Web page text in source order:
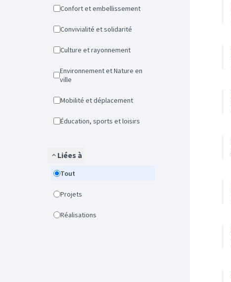
Confort et embellissement
Convivialité et solidarité
Culture et rayonnement
Environnement et Nature en
ville
Mobilité et déplacement
Éducation, sports et loisirs
Liées à
Tout
Projets
Réalisations